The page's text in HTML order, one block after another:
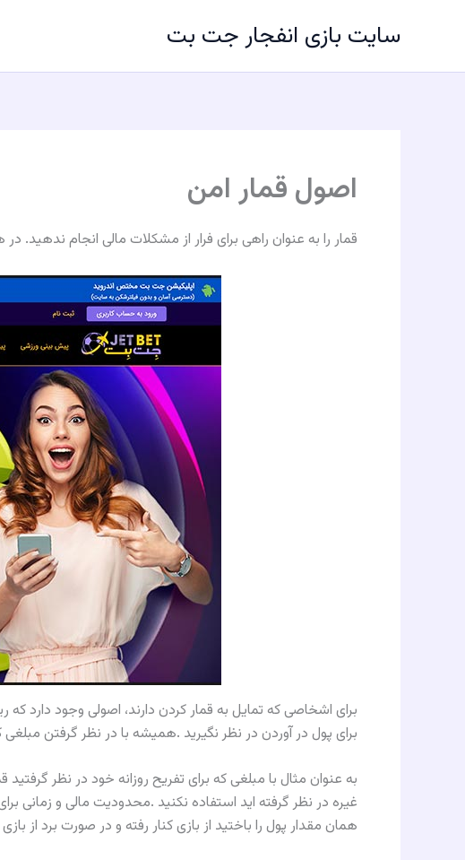
سایت بازی انفجار جت بت
اصول قمار امن
قمار را به عنوان راهى براى فرار از مشكلات مالى انجام ندهيد.
براى اشخاصى كه تمايل به قمار كردن دارند، اصولى وجود
براى پول در آوردن در نظر نگيريد .هميشه با در نظر گرفتن
به عنوان مثال با مبلغى كه براى تفريح روزانه خود در نظر
غيره در نظر گرفته اید استفاده نكنيد .محدوديت مالى و زمانى
همان مقدار پول را باختيد از بازى كنار رفته و در صورت برد از